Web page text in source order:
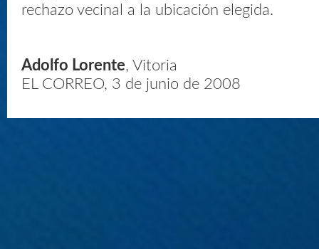
rechazo vecinal a la ubicación elegida.
Adolfo Lorente, Vitoria
EL CORREO, 3 de junio de 2008